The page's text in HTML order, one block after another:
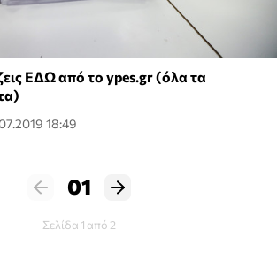
ΕΔΩ από το ypes.gr (όλα τα
18:49
01
Σελίδα 1 από 2